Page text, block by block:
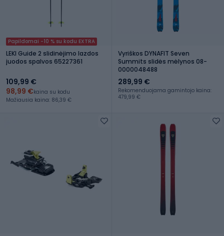
Papildomai -10 % su kodu EXTRA
LEKI Guide 2 slidinėjimo lazdos
juodos spalvos 65227361
109,99 €
98,99 €kaina su kodu
Mažiausia kaina: 86,39 €
Vyriškos DYNAFIT Seven
Summits slidės mėlynos 08-
0000048488
289,99 €
Rekomenduojama gamintojo kaina:
479,99 €